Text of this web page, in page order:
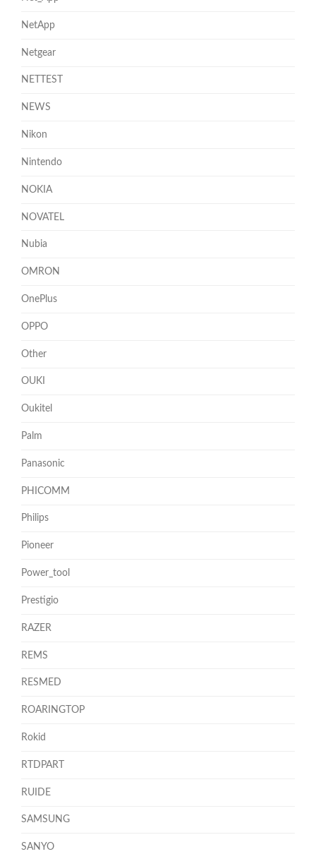
NetApp
Netgear
NETTEST
NEWS
Nikon
Nintendo
NOKIA
NOVATEL
Nubia
OMRON
OnePlus
OPPO
Other
OUKI
Oukitel
Palm
Panasonic
PHICOMM
Philips
Pioneer
Power_tool
Prestigio
RAZER
REMS
RESMED
ROARINGTOP
Rokid
RTDPART
RUIDE
SAMSUNG
SANYO